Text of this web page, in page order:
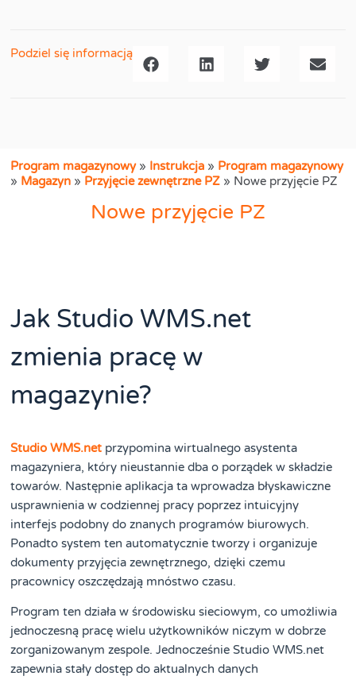
Podziel się informacją
Program magazynowy» Instrukcja » Program magazynowy
» Magazyn » Przyjęcie zewnętrzne PZ » Nowe przyjęcie PZ
Nowe przyjęcie PZ
Jak Studio WMS.net
zmienia pracę w
magazynie?
Studio WMS.net przypomina wirtualnego asystenta
magazyniera, który nieustannie dba o porządek w składzie
towarów. Następnie aplikacja ta wprowadza błyskawiczne
usprawnienia w codziennej pracy poprzez intuicyjny
interfejs podobny do znanych programów biurowych.
Ponadto system ten automatycznie tworzy i organizuje
dokumenty przyjęcia zewnętrznego, dzięki czemu
pracownicy oszczędzają mnóstwo czasu.
Program ten działa w środowisku sieciowym, co umożliwia
jednoczesną pracę wielu użytkowników niczym w dobrze
zorganizowanym zespole. Jednocześnie Studio WMS.net
zapewnia stały dostęp do aktualnych danych